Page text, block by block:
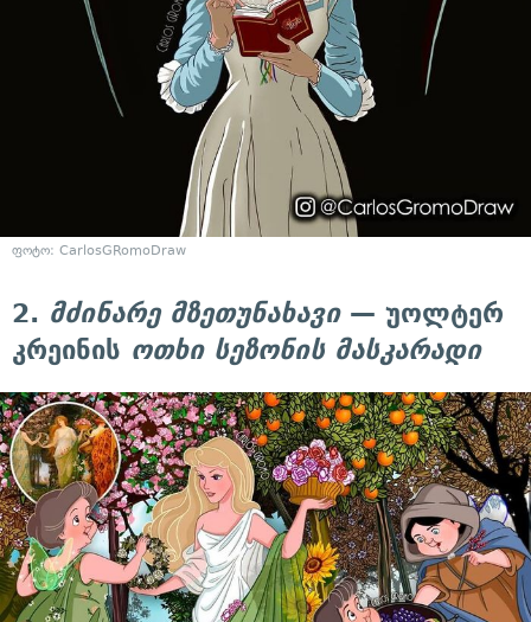
ფოტო: CarlosGRomoDraw
2. მძინარე მზეთუნახავი— უოლტერ
კრეინის ოთხი სეზონის მასკარადი